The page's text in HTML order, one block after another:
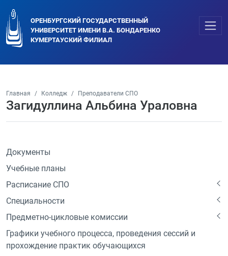
ОРЕНБУРГСКИЙ ГОСУДАРСТВЕННЫЙ
УНИВЕРСИТЕТ ИМЕНИ В.А. БОНДАРЕНКО
КУМЕРТАУСКИЙ ФИЛИАЛ
Главная Колледж Преподаватели СПО
Загидуллина Альбина Ураловна
Документы
Учебные планы
Расписание СПО
Специальности
Предметно-цикловые комиссии
Графики учебного процесса, проведения сессий и
прохождение практик обучающихся